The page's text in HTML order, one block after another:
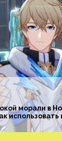
морали в
использовать